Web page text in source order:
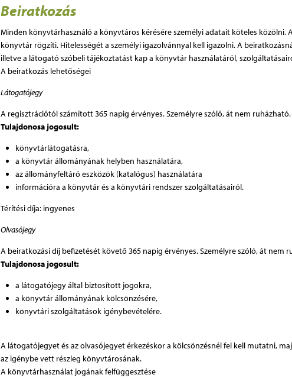
Beiratkozás
Minden könyvtárhasználó a könyvtáros kérésére személyi adatait köteles közölni.
könyvtár rögzíti. Hitelességét a személyi igazolvánnyal kell igazolni. A
illetve a látogató szóbeli tájékoztatást kap a könyvtár használatáról,
A beiratkozás lehetőségei
Látogatójegy
A regisztrációtól számított 365 napig érvényes. Személyre szóló, át nem ruházható.
Tulajdonosa jogosult:
könyvtárlátogatásra,
a könyvtár állományának helyben használatára,
az állományfeltáró eszközök (katalógus) használatára
információra a könyvtár és a könyvtári rendszer szolgáltatásairól.
Térítési díja: ingyenes
Olvasójegy
A beiratkozási díj befizetését követő 365 napig érvényes. Személyre szóló, át nem
Tulajdonosa jogosult:
a látogatójegy által biztosított jogokra,
a könyvtár állományának kölcsönzésére,
könyvtári szolgáltatások igénybevételére.
A látogatójegyet és az olvasójegyet érkezéskor a kölcsönzésnél fel kell mutatni,
az igénybe vett részleg könyvtárosának.
A könyvtárhasználat jogának felfüggesztése